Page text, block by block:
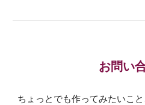
お問い
ちょっとでも作ってみたいこ